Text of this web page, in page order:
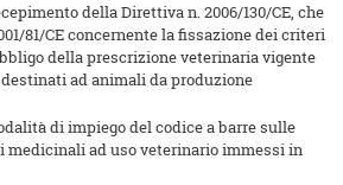
della Direttiva n. 2006/130/CE, che
81/CE concernente la fissazione dei criteri
della prescrizione veterinaria vigente
ad animali da produzione
di impiego del codice a barre sulle
medicinali ad uso veterinario immessi in